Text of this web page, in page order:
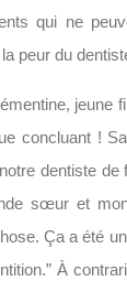
qui ne
peur du
jeune
concluant !
dentiste de
sœur et
Ça a été
À